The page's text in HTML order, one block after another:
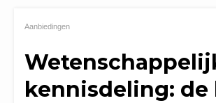
Aanbiedingen
kennisdeling: de